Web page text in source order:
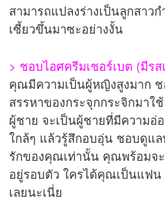
สามารถแปลงร่างเป็นลูกสาว
เซี้ยวขึ้นมาซะอย่างงั้น
> ชอบไอศครีมเชอร์เบต (มีรส
คุณมีความเป็นผู้หญิงสูงมาก
สรรหาของกระจุกกระจิกมาใ
ผู้ชาย จะเป็นผู้ชายที่มีความอ่
ใกล้ๆ แล้วรู้สึกอบอุ่น ชอบดูแ
รักของคุณเท่านั้น คุณพร้อมจ
อยู่รอบตัว ใครได้คุณเป็นแฟน
เลยนะเนี่ย